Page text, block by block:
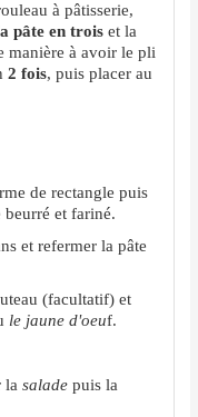
à pâtisserie,
pâte en trois et la
manière à avoir le pli
2 fois, puis placer au
de rectangle puis
beurré et fariné.
et refermer la pâte
(facultatif) et
le jaune d'oeuf.
la salade puis la